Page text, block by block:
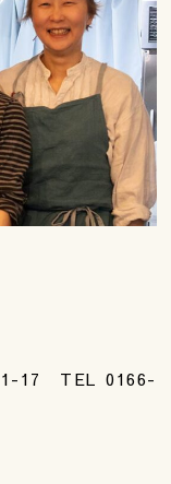
1-17 TEL 0166-